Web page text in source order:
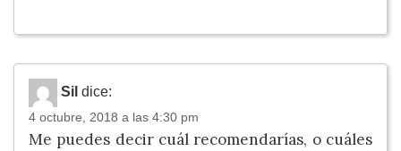
Sil dice:
4 octubre, 2018 a las 4:30 pm
Me puedes decir cuál recomendarías, o cuáles